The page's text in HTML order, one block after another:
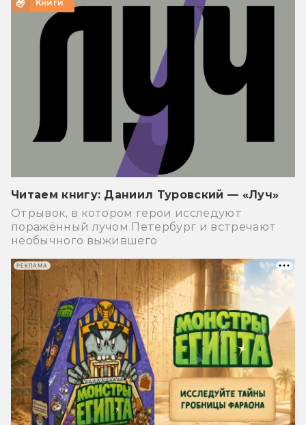
Книги
Читаем книгу: Даниил Туровский — «Луч»
Отрывок, в котором герои исследуют
поражённый лучом Петербург и встречают
необычного выжившего
РЕКЛАМА